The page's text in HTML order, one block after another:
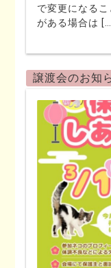
で変更になる
がある場合は
譲渡会のお知